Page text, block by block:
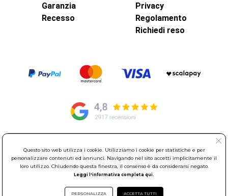
Garanzia
Recesso
Privacy
Regolamento
Richiedi reso
© Elettroservice Spa - Sede Legale: Via Leonardo da Vinci, 40 -
00015 Monterotondo Scalo (RM)
Partita Iva: 01586761007 - Codice Fiscale: 06634500588 Capitale
Sociale 1.600.000,00 Euro i.v. Iscritto al Registro delle Imprese di
Roma REA: RM-535144
Questo sito web utilizza i cookie. Utilizziamo i cookie per statistiche e per
personalizzare contenuti ed annunci. Navigando nel sito accetti implicitamente il
loro utilizzo. Chiudendo questa finestra, il consenso è da considerarsi negato.
Leggi l'informativa completa qui.
PERSONALIZZA ACCETTA TUTTI